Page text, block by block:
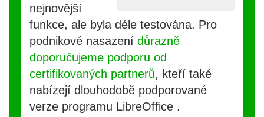
nejnovější
funkce, ale byla déle testována. Pro
podnikové nasazení důrazně
doporučujeme podporu od
certifikovaných partnerů, kteří také
nabízejí dlouhodobě podporované
verze programu LibreOffice .